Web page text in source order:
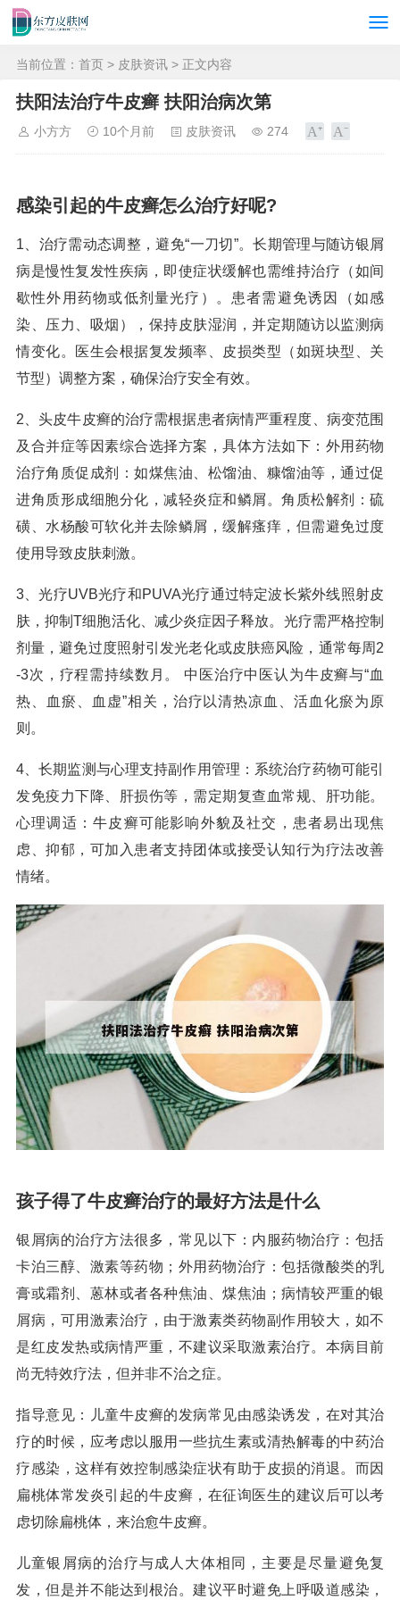
当前位置： 首页 > 皮肤资讯 > 正文内容
扶阳法治疗牛皮癣 扶阳治病次第
小方方 10个月前 皮肤资讯 274
感染引起的牛皮癣怎么治疗好呢?
1、治疗需动态调整，避免“一刀切”。长期管理与随访银屑
病是慢性复发性疾病，即使症状缓解也需维持治疗（如间
歇性外用药物或低剂量光疗）。患者需避免诱因（如感
染、压力、吸烟），保持皮肤湿润，并定期随访以监测病
情变化。医生会根据复发频率、皮损类型（如斑块型、关
节型）调整方案，确保治疗安全有效。
2、头皮牛皮癣的治疗需根据患者病情严重程度、病变范围
及合并症等因素综合选择方案，具体方法如下：外用药物
治疗角质促成剂：如煤焦油、松馏油、糠馏油等，通过促
进角质形成细胞分化，减轻炎症和鳞屑。角质松解剂：硫
磺、水杨酸可软化并去除鳞屑，缓解瘙痒，但需避免过度
使用导致皮肤刺激。
3、光疗UVB光疗和PUVA光疗通过特定波长紫外线照射皮
肤，抑制T细胞活化、减少炎症因子释放。光疗需严格控制
剂量，避免过度照射引发光老化或皮肤癌风险，通常每周2
-3次，疗程需持续数月。 中医治疗中医认为牛皮癣与“血
热、血瘀、血虚”相关，治疗以清热凉血、活血化瘀为原
则。
4、长期监测与心理支持副作用管理：系统治疗药物可能引
发免疫力下降、肝损伤等，需定期复查血常规、肝功能。
心理调适：牛皮癣可能影响外貌及社交，患者易出现焦
虑、抑郁，可加入患者支持团体或接受认知行为疗法改善
情绪。
孩子得了牛皮癣治疗的最好方法是什么
银屑病的治疗方法很多，常见以下：内服药物治疗：包括
卡泊三醇、激素等药物；外用药物治疗：包括微酸类的乳
膏或霜剂、蒽林或者各种焦油、煤焦油；病情较严重的银
屑病，可用激素治疗，由于激素类药物副作用较大，如不
是红皮发热或病情严重，不建议采取激素治疗。本病目前
尚无特效疗法，但并非不治之症。
指导意见：儿童牛皮癣的发病常见由感染诱发，在对其治
疗的时候，应考虑以服用一些抗生素或清热解毒的中药治
疗感染，这样有效控制感染症状有助于皮损的消退。而因
扁桃体常发炎引起的牛皮癣，在征询医生的建议后可以考
虑切除扁桃体，来治愈牛皮癣。
儿童银屑病的治疗与成人大体相同，主要是尽量避免复
发，但是并不能达到根治。建议平时避免上呼吸道感染，